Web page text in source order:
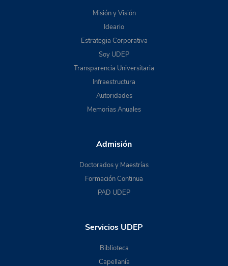
Misión y Visión
Ideario
Estrategia Corporativa
Soy UDEP
Transparencia Universitaria
Infraestructura
Autoridades
Memorias Anuales
Admisión
Doctorados y Maestrías
Formación Continua
PAD UDEP
Servicios UDEP
Biblioteca
Capellanía